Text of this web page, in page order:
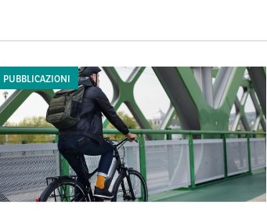
PUBBLICAZIONI